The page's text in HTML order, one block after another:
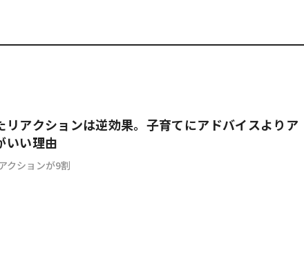
リアクションは逆効果。子育てにアドバイスよりア
いい理由
クションが9割